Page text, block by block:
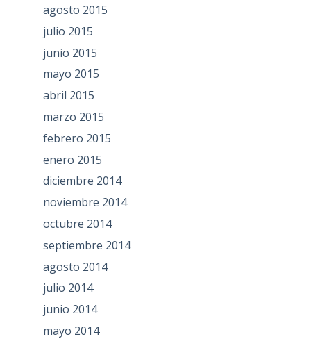
agosto 2015
julio 2015
junio 2015
mayo 2015
abril 2015
marzo 2015
febrero 2015
enero 2015
diciembre 2014
noviembre 2014
octubre 2014
septiembre 2014
agosto 2014
julio 2014
junio 2014
mayo 2014